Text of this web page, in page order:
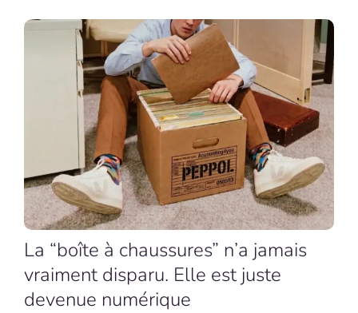
La “boîte à chaussures” n’a jamais
vraiment disparu. Elle est juste
devenue numérique